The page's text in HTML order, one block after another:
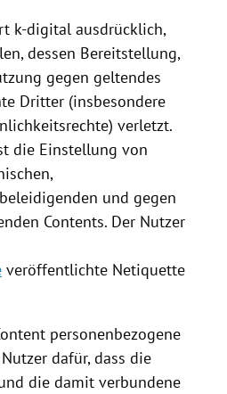
k-digital ausdrücklich,
dessen Bereitstellung,
gegen geltendes
Dritter (insbesondere
verletzt.
die Einstellung von
und gegen
Contents. Der Nutzer
veröffentlichte Netiquette
personenbezogene
dafür, dass die
die damit verbundene